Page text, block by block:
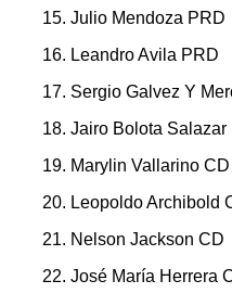
Julio Mendoza PRD
Leandro Avila PRD
Sergio Galvez Y
Jairo Bolota Salazar
Marylin Vallarino CD
Leopoldo Archibold
Nelson Jackson CD
José María Herrera